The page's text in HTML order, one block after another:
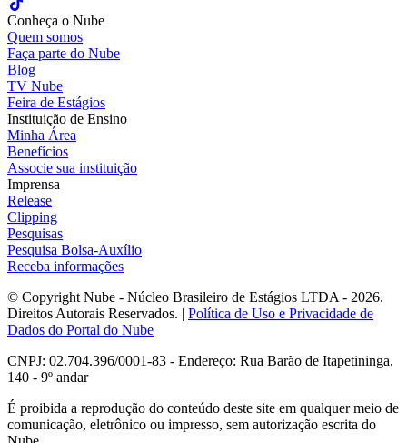
Conheça o Nube
Quem somos
Faça parte do Nube
Blog
TV Nube
Feira de Estágios
Instituição de Ensino
Minha Área
Benefícios
Associe sua instituição
Imprensa
Release
Clipping
Pesquisas
Pesquisa Bolsa-Auxílio
Receba informações
© Copyright Nube - Núcleo Brasileiro de Estágios LTDA - 2026.
Direitos Autorais Reservados. | Política de Uso e Privacidade de
Dados do Portal do Nube
CNPJ: 02.704.396/0001-83 - Endereço: Rua Barão de Itapetininga,
140 - 9º andar
É proibida a reprodução do conteúdo deste site em qualquer meio de
comunicação, eletrônico ou impresso, sem autorização escrita do